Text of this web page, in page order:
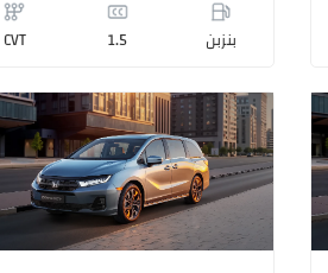
بنزبن 1.5
CVT